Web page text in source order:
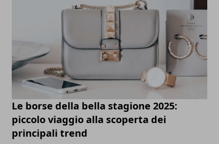
Le borse della bella stagione 2025:
piccolo viaggio alla scoperta dei
principali trend